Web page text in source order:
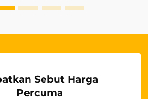
Sebut Harga
Percuma